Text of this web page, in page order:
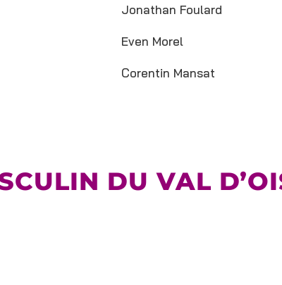
Jonathan Foulard
Even Morel
Corentin Mansat
DU VAL